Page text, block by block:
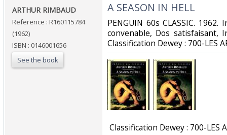
‎ARTHUR RIMBAUD‎
Reference : R160115784
(1962)
ISBN : 0146001656
See the book
‎A SEASON IN HELL‎
‎PENGUIN 60s CLASSIC.
convenable, Dos satisfaisant,
Classification Dewey : 700-LES
Classification Dewey : 700-LES